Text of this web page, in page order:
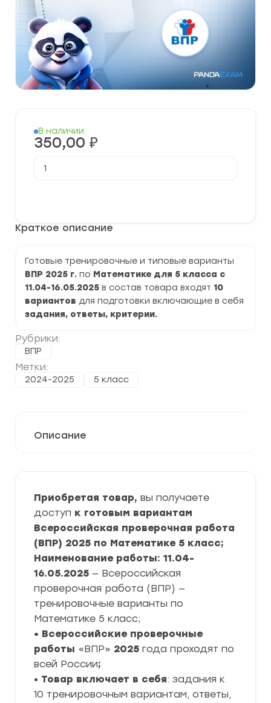
Краткое описание
Готовые тренировочные и типовые варианты
ВПР 2025 г. по Математике для 5 класса с
11.04-16.05.2025 в состав товара входят 10
вариантов для подготовки включающие в себя
задания, ответы, критерии.
Рубрики:
ВПР
Метки:
2024-2025 5 класс
В наличии
350,00 ₽
товара
5
2025
г.
задания
и
Описание
Приобретая товар, вы получаете
доступ к готовым вариантам
Всероссийская проверочная работа
(ВПР) 2025 по Математике 5 класс;
Наименование работы: 11.04-
16.05.2025 — Всероссийская
проверочная работа (ВПР) —
тренировочные варианты по
Математике 5 класс;
• Всероссийские проверочные
работы «ВПР» 2025 года проходят по
всей России;
• Товар включает в себя: задания к
10 тренировочным вариантам, ответы,